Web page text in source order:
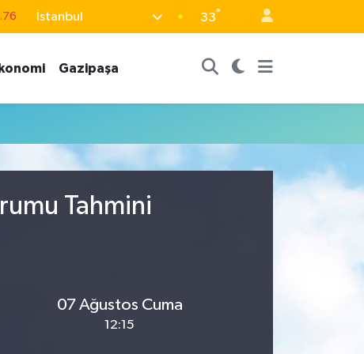
İstanbul 33°
Gazipaşa
Tahmini
07 Ağustos Cuma
12:15